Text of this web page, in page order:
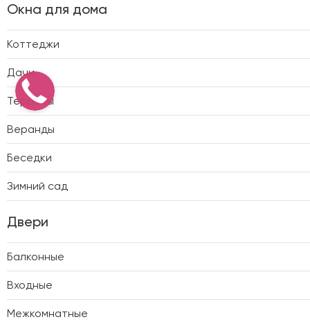
Окна для дома
Коттеджи
Дачи
Террасы
Веранды
Беседки
Зимний сад
Двери
Балконные
Входные
Межкомнатные